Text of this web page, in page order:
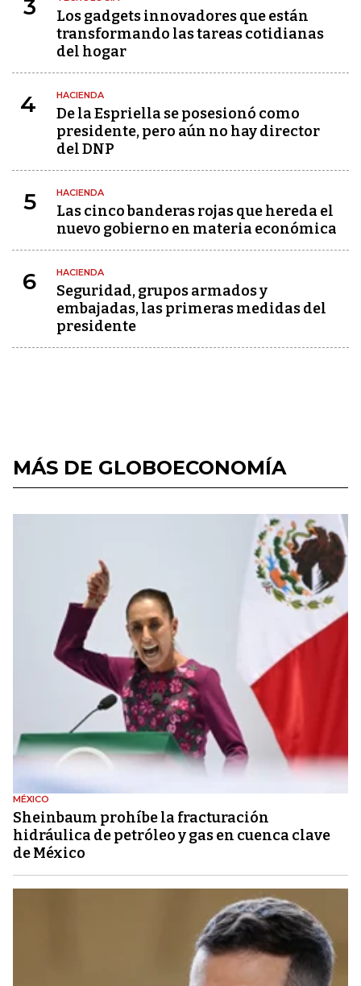
3
Los gadgets innovadores que están
transformando las tareas cotidianas
del hogar
4 HACIENDA
De la Espriella se posesionó como
presidente, pero aún no hay director
del DNP
5 HACIENDA
Las cinco banderas rojas que hereda el
nuevo gobierno en materia económica
6 HACIENDA
Seguridad, grupos armados y
embajadas, las primeras medidas del
presidente
MÁS DE GLOBOECONOMÍA
MÉXICO
Sheinbaum prohíbe la fracturación
hidráulica de petróleo y gas en cuenca clave
de México